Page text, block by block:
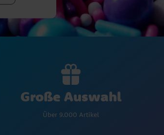
Große Auswahl
Über 9.000 Artikel